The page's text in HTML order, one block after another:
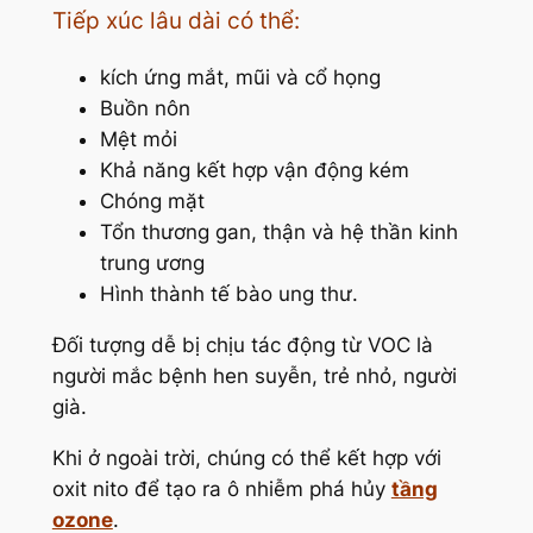
Tiếp xúc lâu dài có thể:
kích ứng mắt, mũi và cổ họng
Buồn nôn
Mệt mỏi
Khả năng kết hợp vận động kém
Chóng mặt
Tổn thương gan, thận và hệ thần kinh
trung ương
Hình thành tế bào ung thư.
Đối tượng dễ bị chịu tác động từ VOC là
người mắc bệnh hen suyễn, trẻ nhỏ, người
già.
Khi ở ngoài trời, chúng có thể kết hợp với
oxit nito để tạo ra ô nhiễm phá hủy tầng
ozone.